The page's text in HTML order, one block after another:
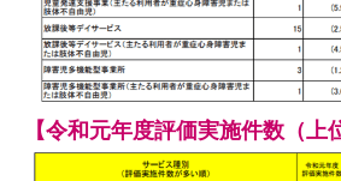
【令和元年度評価実施件数（上